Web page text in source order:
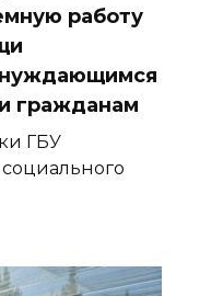
работу
гражданам
ГБУ